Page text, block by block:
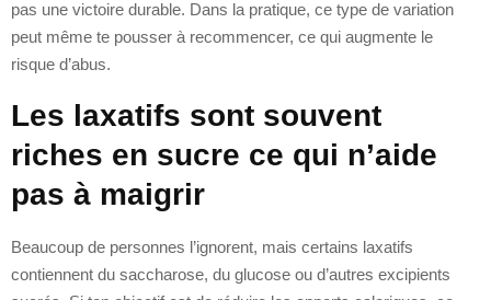
pas une victoire durable. Dans la pratique, ce type de variation
peut même te pousser à recommencer, ce qui augmente le
risque d’abus.
Les laxatifs sont souvent
riches en sucre ce qui n’aide
pas à maigrir
Beaucoup de personnes l’ignorent, mais certains laxatifs
contiennent du saccharose, du glucose ou d’autres excipients